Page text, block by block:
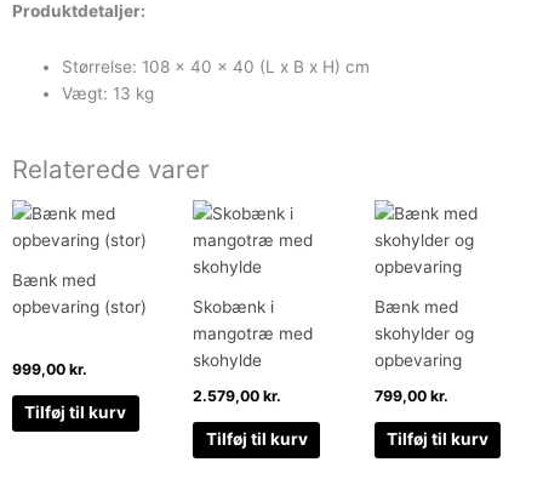
Produktdetaljer:
Størrelse: 108 x 40 x 40 (L x B x H) cm
Vægt: 13 kg
Relaterede varer
Bænk med
opbevaring (stor)
999,00 kr.
Tilføj til kurv
Skobænk i
mangotræ med
skohylde
2.579,00kr.
Tilføj til kurv
Bænk med
skohylder og
opbevaring
799,00 kr.
Tilføj til kurv